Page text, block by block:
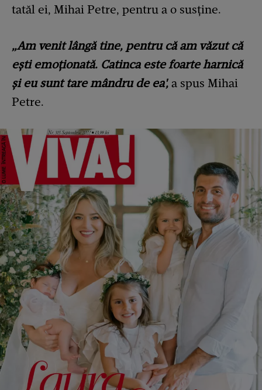
tatăl ei, Mihai Petre, pentru a o susține.
„Am venit lângă tine, pentru că am văzut că
ești emoționată. Catinca este foarte harnică
și eu sunt tare mândru de ea', a spus Mihai
Petre.